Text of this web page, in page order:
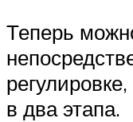
Теперь
в два этапа.